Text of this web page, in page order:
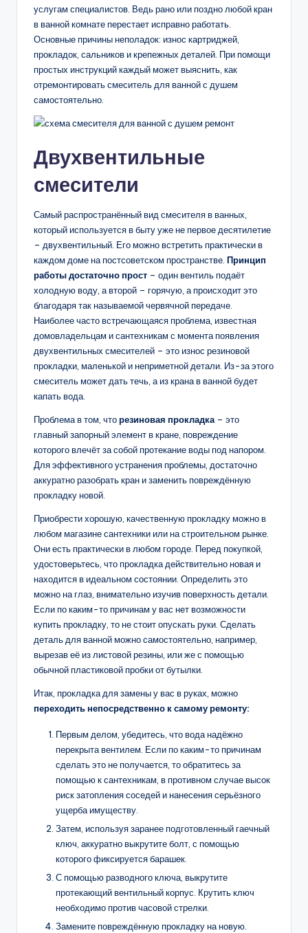
услугам специалистов. Ведь рано или поздно любой кран
в ванной комнате перестает исправно работать.
Основные причины неполадок: износ картриджей,
прокладок, сальников и крепежных деталей. При помощи
простых инструкций каждый может выяснить, как
отремонтировать смеситель для ванной с душем
самостоятельно.
Двухвентильные
смесители
Самый распространённый вид смесителя в ванных,
который используется в быту уже не первое десятилетие
– двухвентильный. Его можно встретить практически в
каждом доме на постсоветском пространстве. Принцип
работы достаточно прост – один вентиль подаёт
холодную воду, а второй – горячую, а происходит это
благодаря так называемой червячной передаче.
Наиболее часто встречающаяся проблема, известная
домовладельцам и сантехникам с момента появления
двухвентильных смесителей – это износ резиновой
прокладки, маленькой и неприметной детали. Из-за этого
смеситель может дать течь, а из крана в ванной будет
капать вода.
Проблема в том, чторезиновая прокладка – это
главный запорный элемент в кране, повреждение
которого влечёт за собой протекание воды под напором.
Для эффективного устранения проблемы, достаточно
аккуратно разобрать кран и заменить повреждённую
прокладку новой.
Приобрести хорошую, качественную прокладку можно в
любом магазине сантехники или на строительном рынке.
Они есть практически в любом городе. Перед покупкой,
удостоверьтесь, что прокладка действительно новая и
находится в идеальном состоянии. Определить это
можно на глаз, внимательно изучив поверхность детали.
Если по каким-то причинам у вас нет возможности
купить прокладку, то не стоит опускать руки. Сделать
деталь для ванной можно самостоятельно, например,
вырезав её из листовой резины, или же с помощью
обычной пластиковой пробки от бутылки.
Итак, прокладка для замены у вас в руках, можно
переходить непосредственно к самому ремонту:
Первым делом, убедитесь, что вода надёжно
перекрыта вентилем. Если по каким-то причинам
сделать это не получается, то обратитесь за
помощью к сантехникам, в противном случае высок
риск затопления соседей и нанесения серьёзного
ущерба имуществу.
Затем, используя заранее подготовленный гаечный
ключ, аккуратно выкрутите болт, с помощью
которого фиксируется барашек.
С помощью разводного ключа, выкрутите
протекающий вентильный корпус. Крутить ключ
необходимо против часовой стрелки.
Замените повреждённую прокладку на новую.